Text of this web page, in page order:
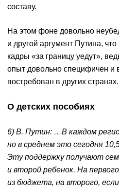
составу.
На этом фоне довольно
и другой аргумент Путина,
кадры «за границу уедут»,
опыт довольно специфичен и
востребован в других странах.
О детских пособиях
6) В. Путин: …В каждом
но в среднем это сегодня
Эту поддержку получают
и второй ребенок. На
из бюджета, на второго,